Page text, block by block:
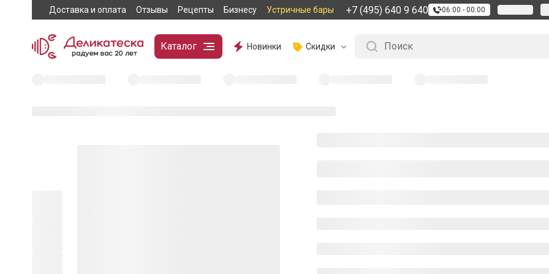
Доставка и оплата Отзывы Рецепты Бизнесу Устричные бары +7 (495) 640 9 640 06:00 - 00:00
Каталог Новинки Скидки